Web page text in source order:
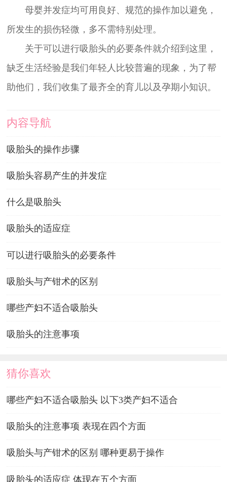
母婴并发症均可用良好、规范的操作加以避免，
所发生的损伤轻微，多不需特别处理。
关于可以进行吸胎头的必要条件就介绍到这里，
缺乏生活经验是我们年轻人比较普遍的现象，为了帮
助他们，我们收集了最齐全的育儿以及孕期小知识。
内容导航
吸胎头的操作步骤
吸胎头容易产生的并发症
什么是吸胎头
吸胎头的适应症
可以进行吸胎头的必要条件
吸胎头与产钳术的区别
哪些产妇不适合吸胎头
吸胎头的注意事项
猜你喜欢
哪些产妇不适合吸胎头 以下3类产妇不适合
吸胎头的注意事项 表现在四个方面
吸胎头与产钳术的区别 哪种更易于操作
吸胎头的适应症 体现在五个方面